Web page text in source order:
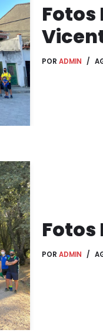
Fotos
POR ADMIN
Fotos
POR ADMIN